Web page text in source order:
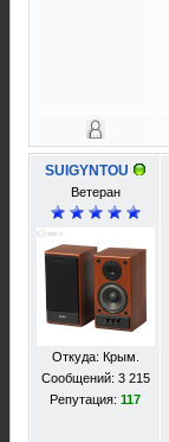
SUIGYNTOU
Ветеран
Откуда: Крым.
Сообщений: 3 215
Репутация: 117